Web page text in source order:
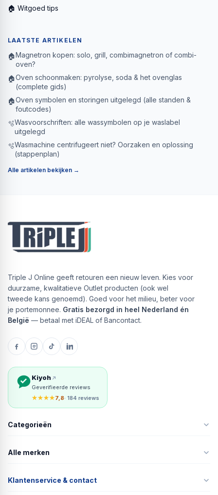
🏠 Witgoed tips
LAATSTE ARTIKELEN
🏠Magnetron kopen: solo, grill, combimagnetron of combi-
oven?
🏠Oven schoonmaken: pyrolyse, soda & het ovenglas
(complete gids)
🏠Oven symbolen en storingen uitgelegd (alle standen &
foutcodes)
🫧Wasvoorschriften: alle wassymbolen op je waslabel
uitgelegd
🫧Wasmachine centrifugeert niet? Oorzaken en oplossing
(stappenplan)
Alle artikelen bekijken →
Triple J Online geeft retouren een nieuw leven. Kies voor
duurzame, kwalitatieve Outlet producten (ook wel
tweede kans genoemd). Goed voor het milieu, beter voor
je portemonnee. Gratis bezorgd in heel Nederland én
België — betaal met iDEAL of Bancontact.
Kiyoh
Geverifieerde reviews
★★★★7,8· 184 reviews
Categorieën
Alle merken
Klantenservice & contact